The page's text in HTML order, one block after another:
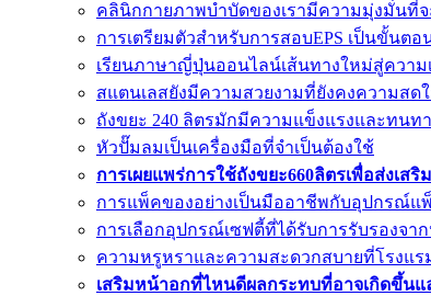
คลินิกกายภาพบำบัดของเรามีความมุ่งมั่นที่
การเตรียมตัวสำหรับการสอบEPS เป็นขั้นต
เรียนภาษาญี่ปุ่นออนไลน์เส้นทางใหม่สู่ควา
สแตนเลสยังมีความสวยงามที่ยังคงความสด
ถังขยะ 240 ลิตรมักมีความแข็งแรงและทนท
หัวปั๊มลมเป็นเครื่องมือที่จำเป็นต้องใช้
การเผยแพร่การใช้ถังขยะ660ลิตรเพื่อส่งเ
การแพ็คของอย่างเป็นมืออาชีพกับอุปกรณ์
การเลือกอุปกรณ์เซฟตี้ที่ได้รับการรับรองจา
ความหรูหราและความสะดวกสบายที่โรงแ
เสริมหน้าอกที่ไหนดีผลกระทบที่อาจเกิดขึ้นแ